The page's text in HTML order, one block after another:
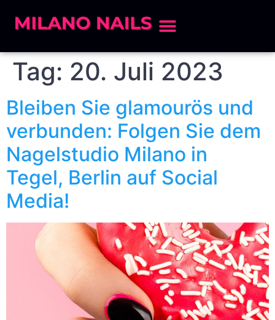
Tag: 20. Juli 2023
Bleiben Sie glamourös und
verbunden: Folgen Sie dem
Nagelstudio Milano in
Tegel, Berlin auf Social
Media!